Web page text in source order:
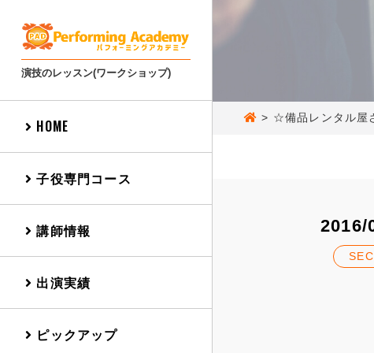
演技のレッスン(ワークショップ)
HOME
子役専門コース
講師情報
出演実績
ピックアップ
> ☆備品レンタル屋
2016/